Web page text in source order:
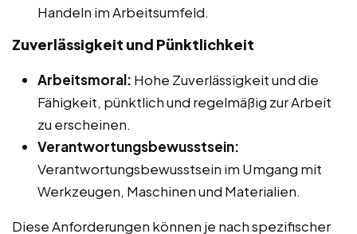
Handeln im Arbeitsumfeld.
Zuverlässigkeit und Pünktlichkeit
Arbeitsmoral: Hohe Zuverlässigkeit und die
Fähigkeit, pünktlich und regelmäßig zur Arbeit
zu erscheinen.
Verantwortungsbewusstsein:
Verantwortungsbewusstsein im Umgang mit
Werkzeugen, Maschinen und Materialien.
Diese Anforderungen können je nach spezifischer